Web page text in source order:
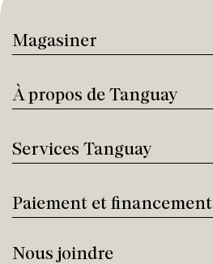
Magasiner
À propos de Tanguay
Services Tanguay
Paiement et financement
Nous joindre